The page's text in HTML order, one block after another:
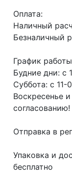
Оплата:
Наличный
Безналичный
График
Будние дни: с
Суббота: с 11-
Воскресенье
согласованию!
Отправка в
Упаковка и
бесплатно